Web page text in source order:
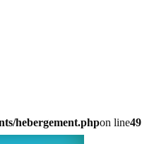
hebergement.phpon line49